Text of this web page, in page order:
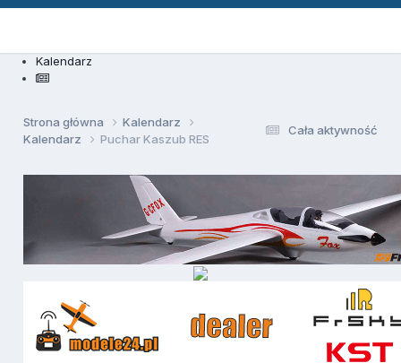
Kalendarz
Cała aktywność
Strona główna
Kalendarz
Kalendarz
Puchar Kaszub RES